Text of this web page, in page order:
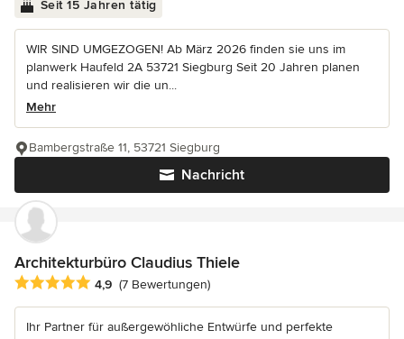
Seit 15 Jahren tätig
WIR SIND UMGEZOGEN! Ab März 2026 finden sie uns im
planwerk Haufeld 2A 53721 Siegburg Seit 20 Jahren planen
und realisieren wir die un...
Mehr
Nachricht
Bambergstraße 11, 53721 Siegburg
Architekturbüro Claudius Thiele
Durchschnittliche Bewertung: 4.9 von 5 Sternen
4,9 (7 Bewertungen)
Ihr Partner für außergewöhliche Entwürfe und perfekte